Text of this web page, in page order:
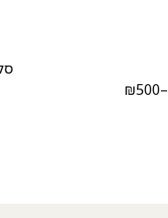
–
₪500